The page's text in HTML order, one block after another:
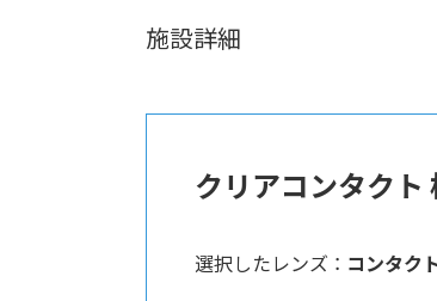
施設詳細
クリアコンタクト
選択したレンズ ： コンタク